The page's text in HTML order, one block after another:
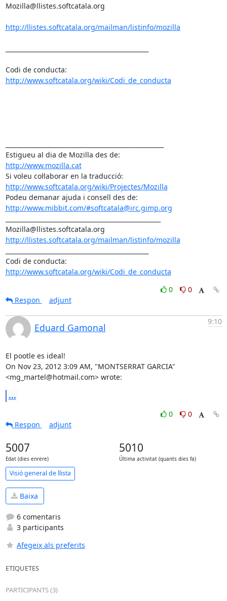
Mozilla@llistes.softcatala.org
http://llistes.softcatala.org/mailman/listinfo/mozilla
http://www.softcatala.org/wiki/Codi_de_conducta
http://www.mozilla.cat
http://www.softcatala.org/wiki/Projectes/Mozilla
http://www.mibbit.com/#softcatala@irc.gimp.org
http://llistes.softcatala.org/mailman/listinfo/mozilla
http://www.softcatala.org/wiki/Codi_de_conducta
0
0
Respon
adjunt
Eduard Gamonal
9:10
El pootle es ideal!
On Nov 23, 2012 3:09 AM, "MONTSERRAT GARCIA"
<mg_martel@hotmail.com> wrote:
...
0
0
Respon
adjunt
5007
Edat (dies enrere)
5010
Última activitat (quants dies fa)
Visió general de llista
Baixa
6 comentaris
3 participants
Afegeix als preferits
ETIQUETES
PARTICIPANTS (3)